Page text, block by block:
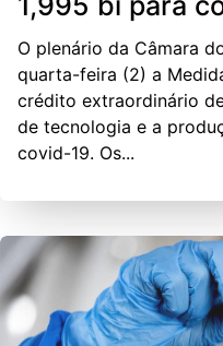
O plenário da Câmara
quarta-feira (2) a
crédito extraordinário
de tecnologia e a
covid-19. Os...